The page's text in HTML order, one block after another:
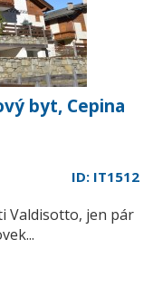
byt, Cepina
ID: IT1512
Valdisotto, jen pár